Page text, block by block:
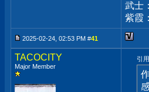
武士
紫霞
2025-02-24, 02:53 PM #41
TACOCITY
Major Member
引